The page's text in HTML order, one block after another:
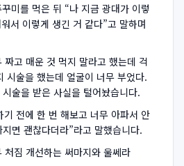
미를 먹은 뒤 “나 지금 광대가 이렇
서 이렇게 생긴 거 같다”고 말하며
짜고 매운 것 먹지 말라고 했는데 걱
시술을 했는데 얼굴이 너무 부었다.
술을 받은 사실을 털어놨습니다.
전에 한 번 해보고 너무 아파서 안
면 괜찮다더라”라고 말했습니다.
짐 개선하는 써마지와 울쎄라